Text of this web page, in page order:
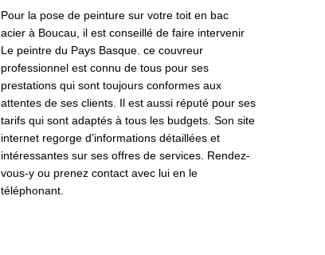
Pour la pose de peinture sur votre toit en bac
acier à Boucau, il est conseillé de faire intervenir
Le peintre du Pays Basque. ce couvreur
professionnel est connu de tous pour ses
prestations qui sont toujours conformes aux
attentes de ses clients. Il est aussi réputé pour ses
tarifs qui sont adaptés à tous les budgets. Son site
internet regorge d’informations détaillées et
intéressantes sur ses offres de services. Rendez-
vous-y ou prenez contact avec lui en le
téléphonant.